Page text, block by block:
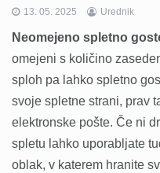
13. 05. 2025 Urednik
Neomejeno spletno
omejeni s količino
sploh pa lahko spletno
svoje spletne strani, prav
elektronske pošte. Če ni
spletu lahko uporabljate
oblak, v katerem hranite